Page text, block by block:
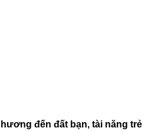
đến đất bạn, tài năng trẻ